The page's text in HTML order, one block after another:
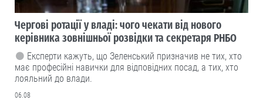
Чергові ротації у владі: чого чекати від нового
керівника зовнішньої розвідки та секретаря РНБО
Експерти кажуть, що Зеленський призначив не тих, хто
має професійні навички для відповідних посад, а тих, хто
лояльний до влади.
06.08